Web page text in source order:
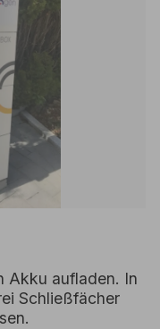
Akku aufladen. In
Schließfächer